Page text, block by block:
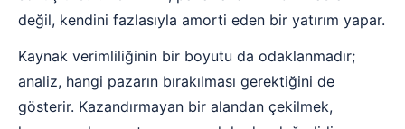
değil, kendini fazlasıyla amorti eden bir yatırım yapar.
Kaynak verimliliğinin bir boyutu da odaklanmadır;
analiz, hangi pazarın bırakılması gerektiğini de
gösterir. Kazandırmayan bir alandan çekilmek,